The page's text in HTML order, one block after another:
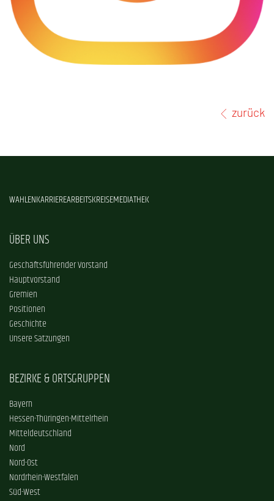
zurück
WAHLENKARRIEREARBEITSKREISEMEDIATHEK
ÜBER UNS
Geschäftsführender Vorstand
Hauptvorstand
Gremien
Positionen
Geschichte
Unsere Satzungen
BEZIRKE & ORTSGRUPPEN
Bayern
Hessen-Thüringen-Mittelrhein
Mitteldeutschland
Nord
Nord-Ost
Nordrhein-Westfalen
Süd-West